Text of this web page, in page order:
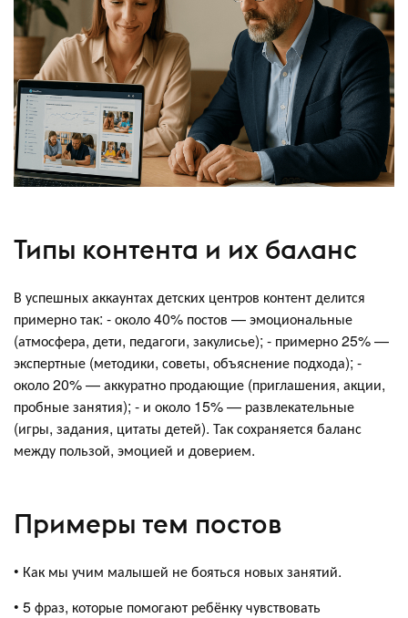
Типы контента и их баланс
В успешных аккаунтах детских центров контент делится
примерно так: - около 40% постов — эмоциональные
(атмосфера, дети, педагоги, закулисье); - примерно 25% —
экспертные (методики, советы, объяснение подхода); -
около 20% — аккуратно продающие (приглашения, акции,
пробные занятия); - и около 15% — развлекательные
(игры, задания, цитаты детей). Так сохраняется баланс
между пользой, эмоцией и доверием.
Примеры тем постов
• Как мы учим малышей не бояться новых занятий.
• 5 фраз, которые помогают ребёнку чувствовать